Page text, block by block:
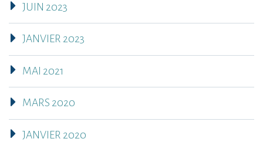
JUIN 2023
JANVIER 2023
MAI 2021
MARS 2020
JANVIER 2020